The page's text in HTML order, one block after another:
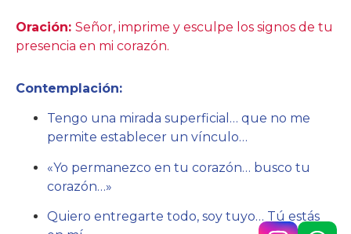
Oración: Señor, imprime y esculpe los signos de tu
presencia en mi corazón.
Contemplación:
Tengo una mirada superficial… que no me
permite establecer un vínculo…
«Yo permanezco en tu corazón… busco tu
corazón…»
Quiero entregarte todo, soy tuyo… Tú estás